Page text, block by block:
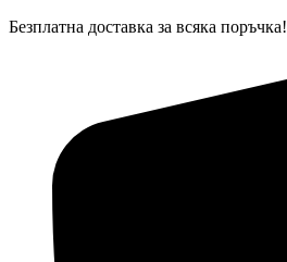
Skip
Безплатна доставка за всяка поръчка!